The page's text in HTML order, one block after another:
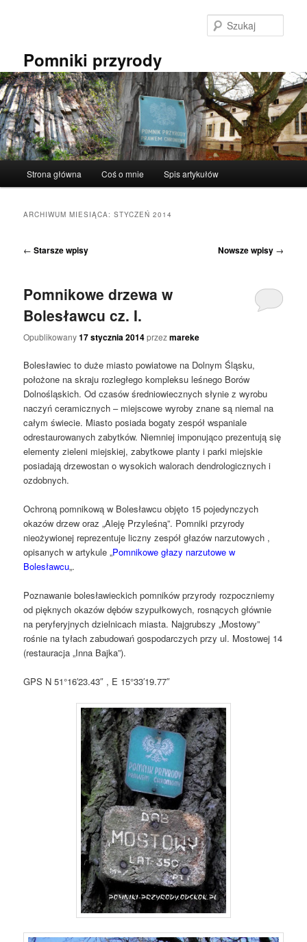
Pomniki przyrody
Strona główna Coś o mnie Spis artykułów
ARCHIWUM MIESIĄCA:STYCZEŃ 2014
Nawigacja
← Starsze wpisy Nowsze wpisy →
Pomnikowe drzewa w
Bolesławcu cz. I.
Opublikowany17 stycznia 2014przezmareke
Bolesławiec to duże miasto powiatowe na Dolnym Śląsku,
położone na skraju rozległego kompleksu leśnego Borów
Dolnośląskich. Od czasów średniowiecznych słynie z wyrobu
naczyń ceramicznych – miejscowe wyroby znane są niemal na
całym świecie. Miasto posiada bogaty zespół wspaniale
odrestaurowanych zabytków. Niemniej imponująco prezentują się
elementy zieleni miejskiej, zabytkowe planty i parki miejskie
posiadają drzewostan o wysokich walorach dendrologicznych i
ozdobnych.
Ochroną pomnikową w Bolesławcu objęto 15 pojedynczych
okazów drzew oraz „Aleję Przyleśną”. Pomniki przyrody
nieożywionej reprezentuje liczny zespół głazów narzutowych ,
opisanych w artykule „Pomnikowe głazy narzutowe w
Bolesławcu„.
Poznawanie bolesławieckich pomników przyrody rozpoczniemy
od pięknych okazów dębów szypułkowych, rosnących głównie
na peryferyjnych dzielnicach miasta. Najgrubszy „Mostowy”
rośnie na tyłach zabudowań gospodarczych przy ul. Mostowej 14
(restauracja „Inna Bajka”).
GPS N 51°16′23.43″ , E 15°33′19.77″